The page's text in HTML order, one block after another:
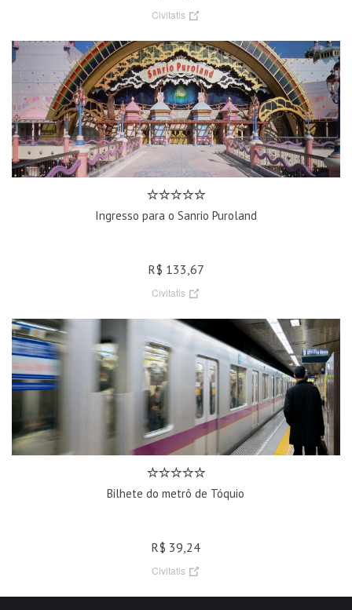
Civitatis
Ingresso para o Sanrio Puroland
R$ 133,67
Civitatis
Bilhete do metrô de Tóquio
R$ 39,24
Civitatis